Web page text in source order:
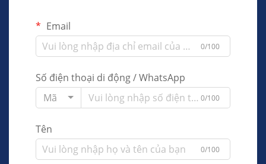
Email
0/100
Số điện thoại di động / WhatsApp
Mã
0/100
Tên
0/100